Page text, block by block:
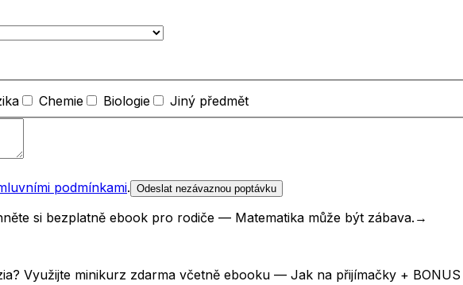
Chemie Biologie Jiný předmět
podmínkami. Odeslat nezávaznou poptávku
si bezplatně ebook pro rodiče — Matematika může být zábava. →
Využijte minikurz zdarma včetně ebooku — Jak na přijímačky +